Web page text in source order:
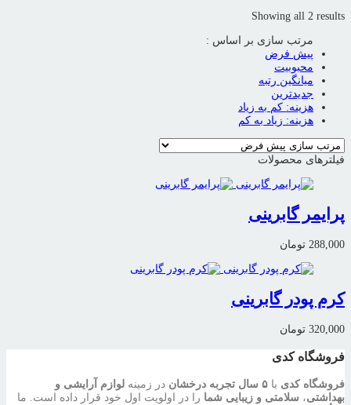
Showing all 2 results
مرتب سازی بر اساس :
پیش فرض
محبوبیت
میانگین رتبه
جدیدترین
هزینه: کم به زیاد
هزینه: زیاد به کم
فیلترهای محصولات
پرایمر گابرینی
288,000 تومان
کرم پودر گابرینی
320,000 تومان
فروشگاه کدی
فروشگاه کدی با ۵ سال تجربه درخشان در زمینه لوازم آرایشی و
بهداشتی، سلامتی و زیبایی شما را در اولویت اول خود قرار داده است. ما